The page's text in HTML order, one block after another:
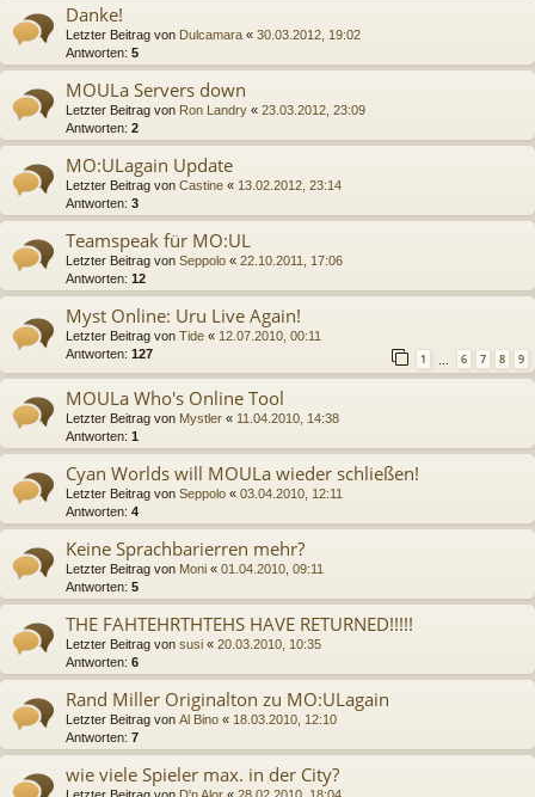
Danke!
Letzter Beitrag von Dulcamara « 30.03.2012, 19:02
Antworten: 5
MOULa Servers down
Letzter Beitrag von Ron Landry « 23.03.2012, 23:09
Antworten: 2
MO:ULagain Update
Letzter Beitrag von Castine « 13.02.2012, 23:14
Antworten: 3
Teamspeak für MO:UL
Letzter Beitrag von Seppolo « 22.10.2011, 17:06
Antworten: 12
Myst Online: Uru Live Again!
Letzter Beitrag von Tide « 12.07.2010, 00:11
Antworten: 127 1 6 7 8 9
MOULa Who's Online Tool
Letzter Beitrag von Mystler « 11.04.2010, 14:38
Antworten: 1
Cyan Worlds will MOULa wieder schließen!
Letzter Beitrag von Seppolo « 03.04.2010, 12:11
Antworten: 4
Keine Sprachbarierren mehr?
Letzter Beitrag von Moni « 01.04.2010, 09:11
Antworten: 5
THE FAHTEHRTHTEHS HAVE RETURNED!!!!!
Letzter Beitrag von susi « 20.03.2010, 10:35
Antworten: 6
Rand Miller Originalton zu MO:ULagain
Letzter Beitrag von Al Bino « 18.03.2010, 12:10
Antworten: 7
wie viele Spieler max. in der City?